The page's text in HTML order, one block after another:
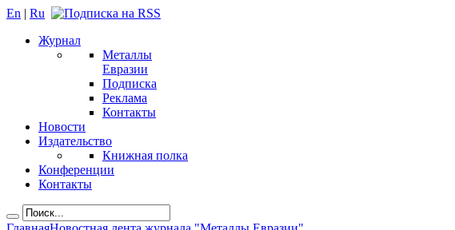
En | Ru
Журнал
Металлы
Евразии
Подписка
Реклама
Контакты
Новости
Издательство
Книжная полка
Конференции
Контакты